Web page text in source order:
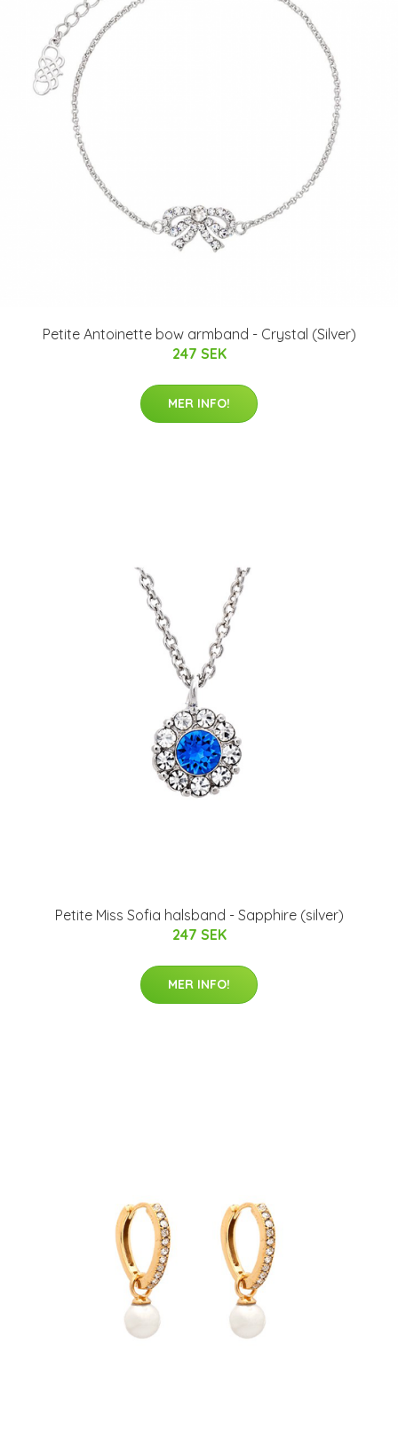
Petite Antoinette bow armband - Crystal (Silver)
247 SEK
MER INFO!
Petite Miss Sofia halsband - Sapphire (silver)
247 SEK
MER INFO!